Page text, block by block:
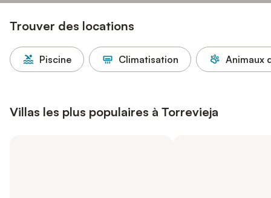
Trouver des locations
Piscine Climatisation Animaux
Villas les plus populaires à Torrevieja